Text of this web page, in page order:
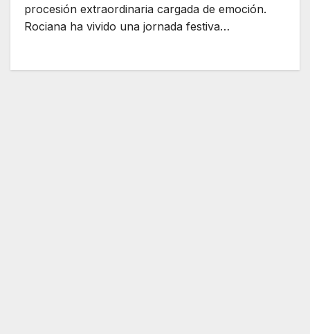
procesión extraordinaria cargada de emoción.
Rociana ha vivido una jornada festiva…